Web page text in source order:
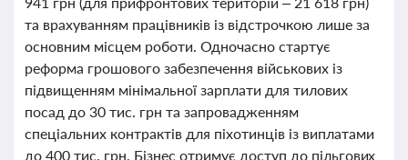
та врахуванням працівників із відстрочкою лише за
основним місцем роботи. Одночасно стартує
реформа грошового забезпечення військових із
підвищенням мінімальної зарплати для тилових
посад до 30 тис. грн та запровадженням
спеціальних контрактів для піхотинців із виплатами
до 400 тис. грн. Бізнес отримує доступ до пільгових